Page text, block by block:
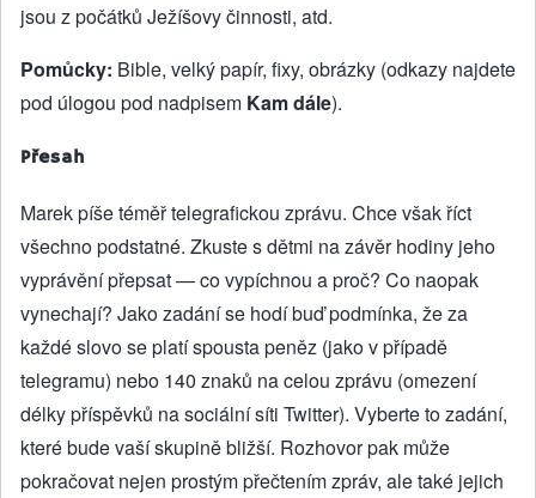
jsou z počátků Ježíšovy činnosti, atd.
Pomůcky: Bible, velký papír, fixy, obrázky (odkazy najdete
pod úlogou pod nadpisem Kam dále).
Přesah
Marek píše téměř telegrafickou zprávu. Chce však říct
všechno podstatné. Zkuste s dětmi na závěr hodiny jeho
vyprávění přepsat — co vypíchnou a proč? Co naopak
vynechají? Jako zadání se hodí buď podmínka, že za
každé slovo se platí spousta peněz (jako v případě
telegramu) nebo 140 znaků na celou zprávu (omezení
délky příspěvků na sociální síti Twitter). Vyberte to zadání,
které bude vaší skupině bližší. Rozhovor pak může
pokračovat nejen prostým přečtením zpráv, ale také jejich